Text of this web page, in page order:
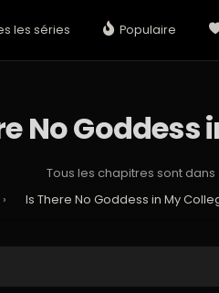
les séries Populaire
No
Tous les chapitres sont dans
› Is There No Goddess in My